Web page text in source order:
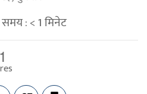
समय :< 1मिनेट